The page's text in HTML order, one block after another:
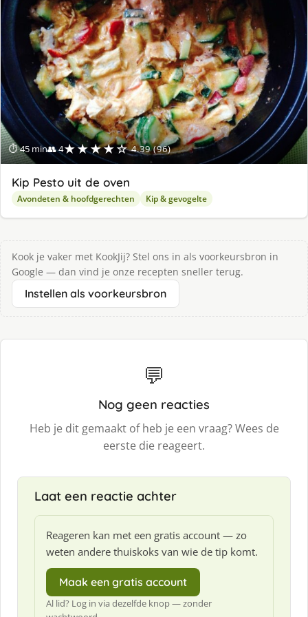
⏱ 45 min👥 4★★★★☆ 4.39 (96)
Kip Pesto uit de oven
Avondeten & hoofdgerechten Kip & gevogelte
Kook je vaker met KookJij? Stel ons in als voorkeursbron in
Google — dan vind je onze recepten sneller terug.
Instellen als voorkeursbron
💬
Nog geen reacties
Heb je dit gemaakt of heb je een vraag? Wees de
eerste die reageert.
Laat een reactie achter
Reageren kan met een gratis account — zo
weten andere thuiskoks van wie de tip komt.
Maak een gratis account
Al lid? Log in via dezelfde knop — zonder